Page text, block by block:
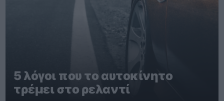
5 λόγοι που το αυτοκίνητο
τρέμει στο ρελαντί